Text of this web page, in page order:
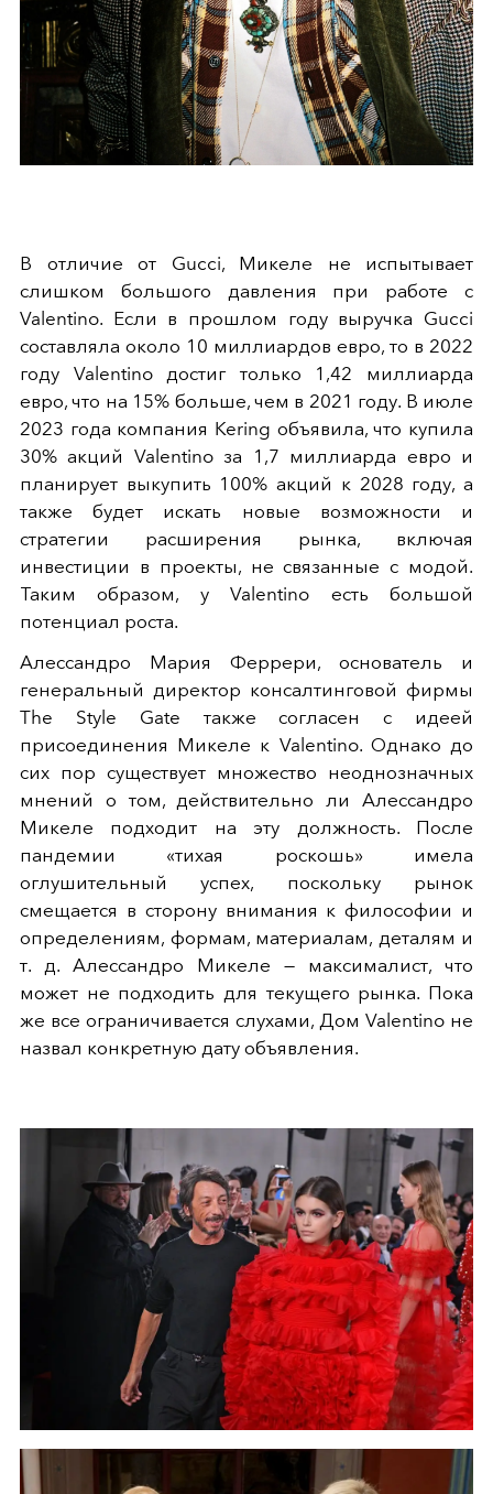
В отличие от Gucci, Микеле не испытывает
слишком большого давления при работе с
Valentino. Если в прошлом году выручка Gucci
составляла около 10 миллиардов евро, то в 2022
году Valentino достиг только 1,42 миллиарда
евро, что на 15% больше, чем в 2021 году. В июле
2023 года компания Kering объявила, что купила
30% акций Valentino за 1,7 миллиарда евро и
планирует выкупить 100% акций к 2028 году, а
также будет искать новые возможности и
стратегии расширения рынка, включая
инвестиции в проекты, не связанные с модой.
Таким образом, у Valentino есть большой
потенциал роста.
Алессандро Мария Феррери, основатель и
генеральный директор консалтинговой фирмы
The Style Gate также согласен с идеей
присоединения Микеле к Valentino. Однако до
сих пор существует множество неоднозначных
мнений о том, действительно ли Алессандро
Микеле подходит на эту должность. После
пандемии «тихая роскошь» имела
оглушительный успех, поскольку рынок
смещается в сторону внимания к философии и
определениям, формам, материалам, деталям и
т. д. Алессандро Микеле — максималист, что
может не подходить для текущего рынка. Пока
же все ограничивается слухами, Дом Valentino не
назвал конкретную дату объявления.